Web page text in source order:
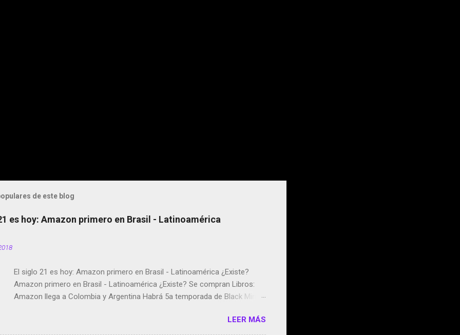
de este blog
es hoy: Amazon primero en Brasil - Latinoamérica
El siglo 21 es hoy: Amazon primero en Brasil - Latinoamérica ¿Existe?
Amazon primero en Brasil - Latinoamérica ¿Existe? Se compran Libros:
Amazon llega a Colombia y Argentina Habrá 5a temporada de Black Mirror
copyright en Instagram Música y vídeo selfies en la red social RiddleyLEER MÁS